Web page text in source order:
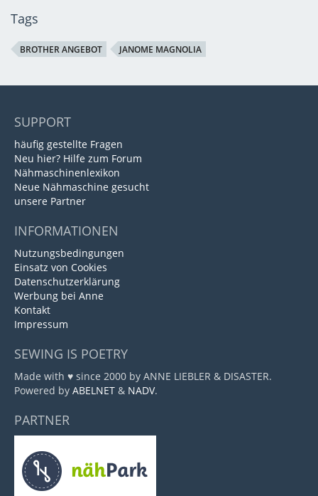
Tags
BROTHER ANGEBOT JANOME MAGNOLIA
SUPPORT
häufig gestellte Fragen
Neu hier? Hilfe zum Forum
Nähmaschinenlexikon
Neue Nähmaschine gesucht
unsere Partner
INFORMATIONEN
Nutzungsbedingungen
Einsatz von Cookies
Datenschutzerklärung
Werbung bei Anne
Kontakt
Impressum
SEWING IS POETRY
Made with ♥ since 2000 by ANNE LIEBLER & DISASTER.
Powered by ABELNET & NADV.
PARTNER